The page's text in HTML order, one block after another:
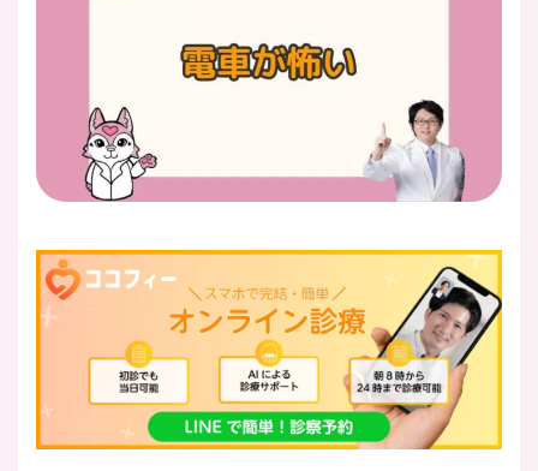
即日
FAX
03-5989-0618
営業時間：10:00〜22:00